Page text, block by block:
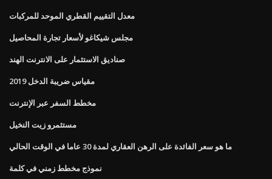
معدل التقييم القطري الموحد للمركبات
مجلس شيكاغو لأسعار تجارة المحاصيل
صناديق الاستثمار على الانترنت الهند
مقياس ضريبة الدخل 2019
مخطط السفر عبر الإنترنت
مستثمرو زيت النخيل
ما هو سعر الفائدة على الرهن العقاري لمدة 30 عاما في الوقت الحالي
نموذج مخطط زمني في كلمة